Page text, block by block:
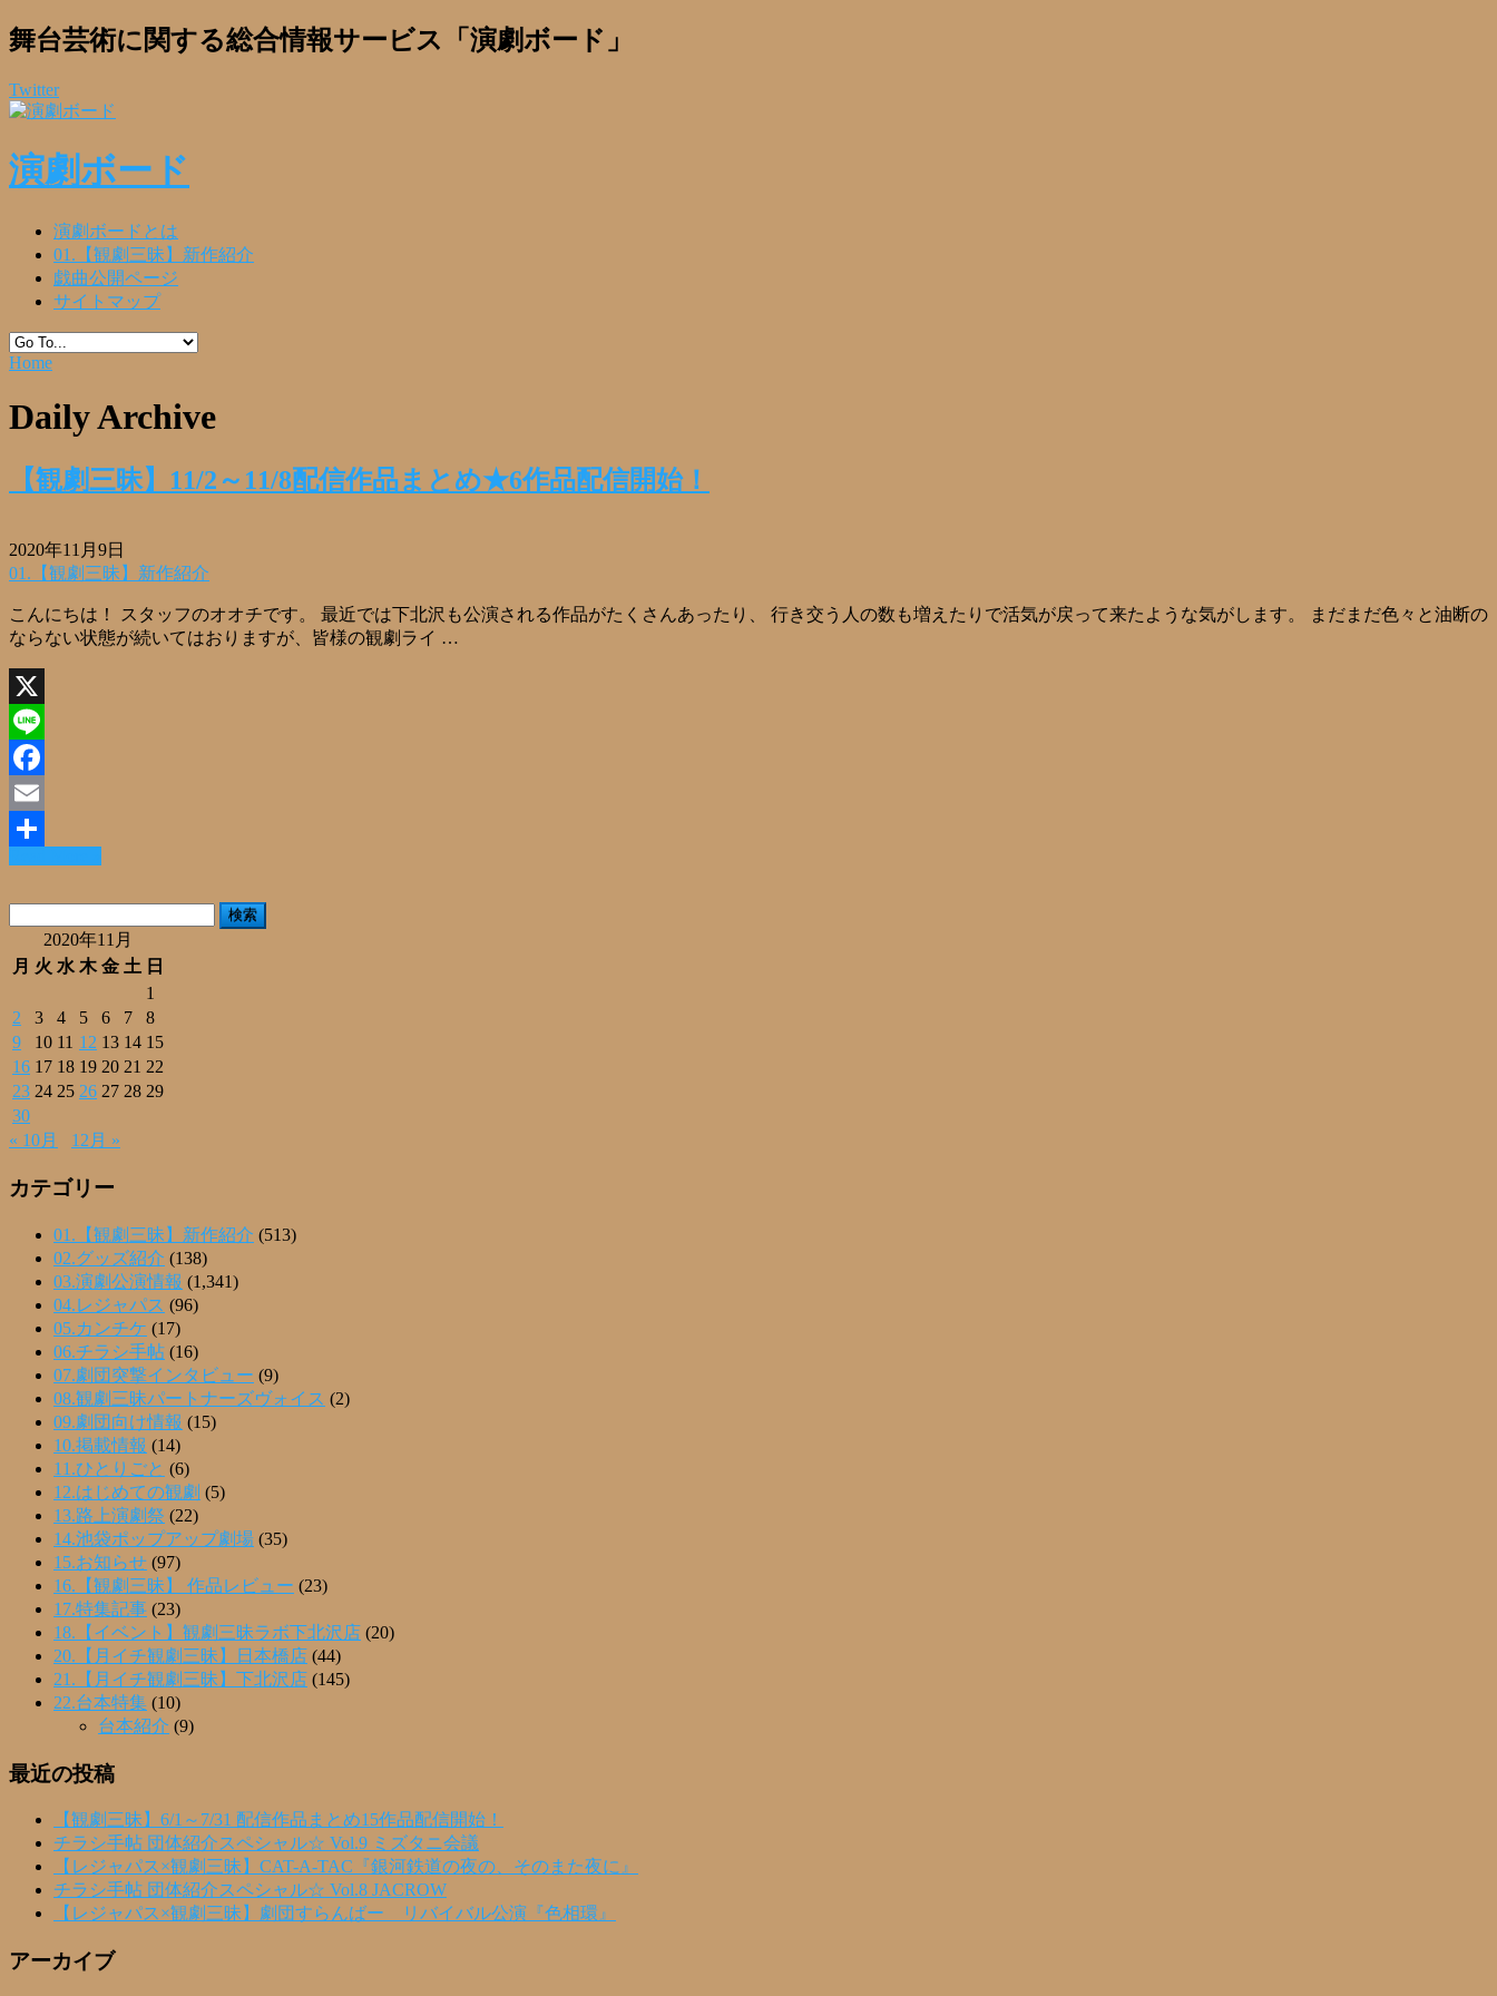
舞台芸術に関する総合情報サービス「演劇ボード」
Twitter
演劇ボード
演劇ボードとは
01.【観劇三昧】新作紹介
戯曲公開ページ
サイトマップ
Home
Daily Archive
【観劇三昧】11/2～11/8配信作品まとめ★6作品配信開始！
2020年11月9日
01.【観劇三昧】新作紹介
こんにちは！ スタッフのオオチです。 最近では下北沢も公演される作品がたくさんあったり、 行き交う人の数も増えたりで活気が戻って来たような気がします。 まだまだ色々と油断の
ならない状態が続いてはおりますが、皆様の観劇ライ …
X
Line
Facebook
Email
共
有
2020年11月
月 火 水 木 金 土 日
1
2
3 4 5 6 7
8
9
10 11 12 13 14 15
16 17 18 19 20 21 22
23 24 25 26 27 28 29
30
« 10月
12月 »
カテゴリー
01.【観劇三昧】新作紹介 (513)
02.グッズ紹介 (138)
03.演劇公演情報 (1,341)
04.レジャパス (96)
05.カンチケ (17)
06.チラシ手帖 (16)
07.劇団突撃インタビュー (9)
08.観劇三昧パートナーズヴォイス (2)
09.劇団向け情報 (15)
10.掲載情報 (14)
11.ひとりごと (6)
12.はじめての観劇 (5)
13.路上演劇祭 (22)
14.池袋ポップアップ劇場 (35)
15.お知らせ (97)
16.【観劇三昧】 作品レビュー (23)
17.特集記事 (23)
18.【イベント】観劇三昧ラボ下北沢店 (20)
20.【月イチ観劇三昧】日本橋店 (44)
21.【月イチ観劇三昧】下北沢店 (145)
22.台本特集 (10)
台本紹介 (9)
最近の投稿
【観劇三昧】6/1～7/31 配信作品まとめ15作品配信開始！
チラシ手帖 団体紹介スペシャル☆ Vol.9 ミズタニ会議
【レジャパス×観劇三昧】CAT-A-TAC『銀河鉄道の夜の、そのまた夜に』
チラシ手帖 団体紹介スペシャル☆ Vol.8 JACROW
【レジャパス×観劇三昧】劇団すらんばー リバイバル公演『色相環』
アーカイブ